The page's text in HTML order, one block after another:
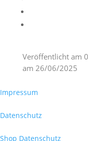
Veröffentlicht am
am 26/06/2025
Impressum
Datenschutz
Shop Datenschutz